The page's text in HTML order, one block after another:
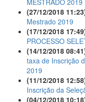
(27/12/2018
Mestrado 2019
(17/12/2018
PROCESSO
(14/12/2018
taxa de Inscrição
2019
(11/12/2018
Inscrição da
(04/12/2018